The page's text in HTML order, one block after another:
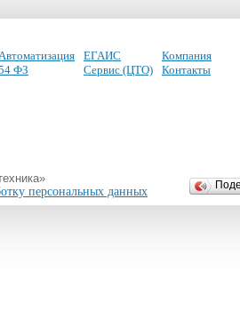
ФЗ
ЕГАИС
Сервис (ЦТО)
Компания
Контакты
персональных данных